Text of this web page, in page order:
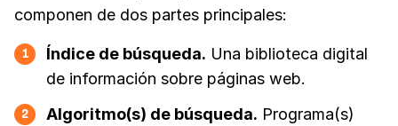
componen de dos partes principales:
1 Índice de búsqueda. Una biblioteca digital
de información sobre páginas web.
2 Algoritmo(s) de búsqueda. Programa(s)